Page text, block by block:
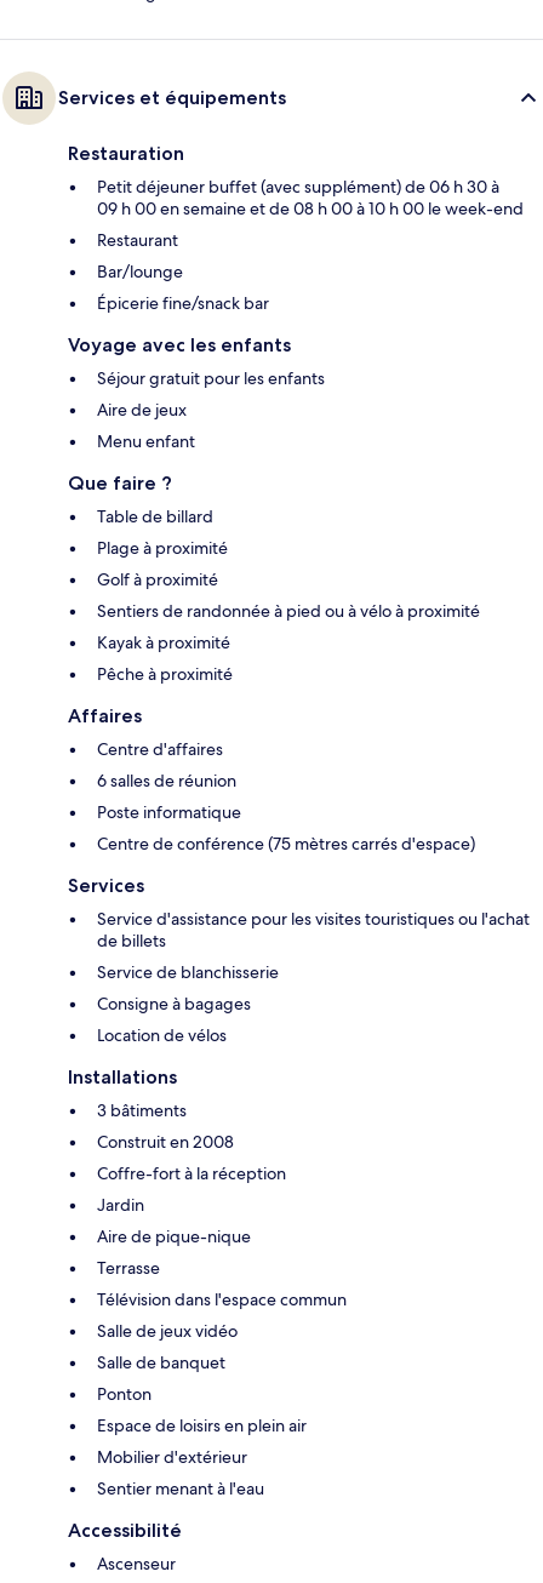
Services et équipements
Restauration
Petit déjeuner buffet (avec supplément) de 06 h 30 à
09 h 00 en semaine et de 08 h 00 à 10 h 00 le week-end
Restaurant
Bar/lounge
Épicerie fine/snack bar
Voyage avec les enfants
Séjour gratuit pour les enfants
Aire de jeux
Menu enfant
Que faire ?
Table de billard
Plage à proximité
Golf à proximité
Sentiers de randonnée à pied ou à vélo à proximité
Kayak à proximité
Pêche à proximité
Affaires
Centre d'affaires
6 salles de réunion
Poste informatique
Centre de conférence (75 mètres carrés d'espace)
Services
Service d'assistance pour les visites touristiques ou l'achat
de billets
Service de blanchisserie
Consigne à bagages
Location de vélos
Installations
3 bâtiments
Construit en 2008
Coffre-fort à la réception
Jardin
Aire de pique-nique
Terrasse
Télévision dans l'espace commun
Salle de jeux vidéo
Salle de banquet
Ponton
Espace de loisirs en plein air
Mobilier d'extérieur
Sentier menant à l'eau
Accessibilité
Ascenseur